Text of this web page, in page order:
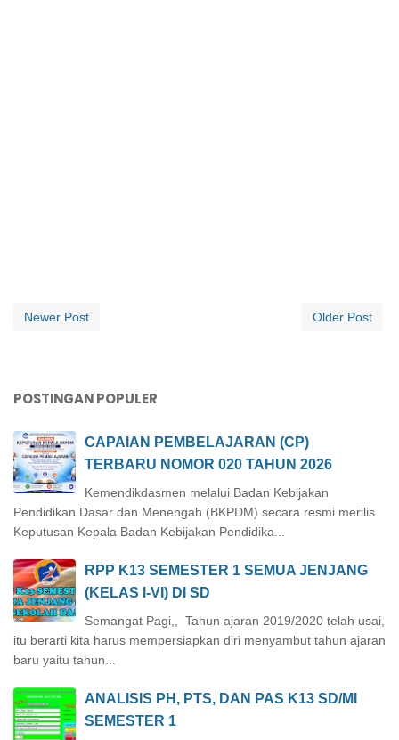
Newer Post Older Post
POSTINGAN POPULER
CAPAIAN PEMBELAJARAN (CP)
TERBARU NOMOR 020 TAHUN 2026
Kemendikdasmen melalui Badan Kebijakan
Pendidikan Dasar dan Menengah (BKPDM) secara resmi merilis
Keputusan Kepala Badan Kebijakan Pendidika...
RPP K13 SEMESTER 1 SEMUA JENJANG
(KELAS I-VI) DI SD
Semangat Pagi,, Tahun ajaran 2019/2020 telah usai,
itu berarti kita harus mempersiapkan diri menyambut tahun ajaran
baru yaitu tahun...
ANALISIS PH, PTS, DAN PAS K13 SD/MI
SEMESTER 1